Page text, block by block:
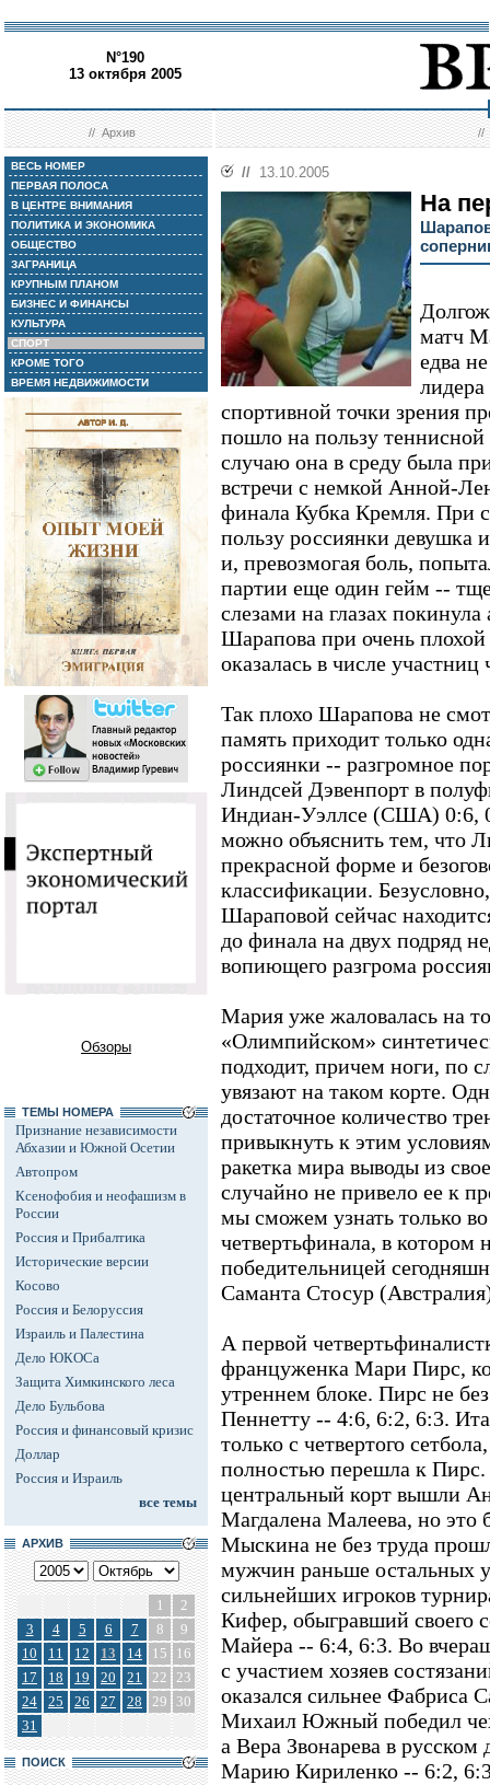
N°190
13 октября 2005
//Архив //
ВЕСЬ НОМЕР
ПЕРВАЯ ПОЛОСА
В ЦЕНТРЕ ВНИМАНИЯ
ПОЛИТИКА И ЭКОНОМИКА
ОБЩЕСТВО
ЗАГРАНИЦА
КРУПНЫМ ПЛАНОМ
БИЗНЕС И ФИНАНСЫ
КУЛЬТУРА
СПОРТ
КРОМЕ ТОГО
ВРЕМЯ НЕДВИЖИМОСТИ
Обзоры
ТЕМЫ НОМЕРА
Признание независимости
Абхазии и Южной Осетии
Автопром
Ксенофобия и неофашизм в
России
Россия и Прибалтика
Исторические версии
Косово
Россия и Белоруссия
Израиль и Палестина
Дело ЮКОСа
Защита Химкинского леса
Дело Бульбова
Россия и финансовый кризис
Доллар
Россия и Израиль
все темы
АРХИВ
1
2
3
4 5 6 7 8
9
10
11 12 13 14 15
16
17
18 19 20 21 22 23
24
25 26 27 28 29
30
31
ПОИСК
// 13.10.2005
На
матч
едва
спортивной точки зрения
пошло на пользу теннисной
случаю она в среду была
встречи с немкой Анной-
финала Кубка Кремля. При
пользу россиянки девушка
и, превозмогая боль,
партии еще один гейм --
слезами на глазах
Шарапова при очень
оказалась в числе участниц
Так плохо Шарапова не
память приходит только
россиянки -- разгромное
Линдсей Дэвенпорт в
Индиан-Уэллсе (США) 0:6,
можно объяснить тем, что
прекрасной форме и
классификации.
Шараповой сейчас
до финала на двух подряд
вопиющего разгрома
Мария уже жаловалась на
«Олимпийском»
подходит, причем ноги, по
увязают на таком корте.
достаточное количество
привыкнуть к этим
ракетка мира выводы из
случайно не привело ее к
мы сможем узнать только
четвертьфинала, в котором
победительницей
Саманта Стосур
А первой
француженка Мари Пирс,
утреннем блоке. Пирс не
Пеннетту -- 4:6, 6:2, 6:3.
только с четвертого
полностью перешла к
центральный корт вышли
Магдалена Малеева, но это
Мыскина не без труда
мужчин раньше остальных
сильнейших игроков
Кифер, обыгравший своего
Майера -- 6:4, 6:3. Во
с участием хозяев
оказался сильнее Фабриса
Михаил Южный победил
а Вера Звонарева в русском
Марию Кириленко -- 6:2,